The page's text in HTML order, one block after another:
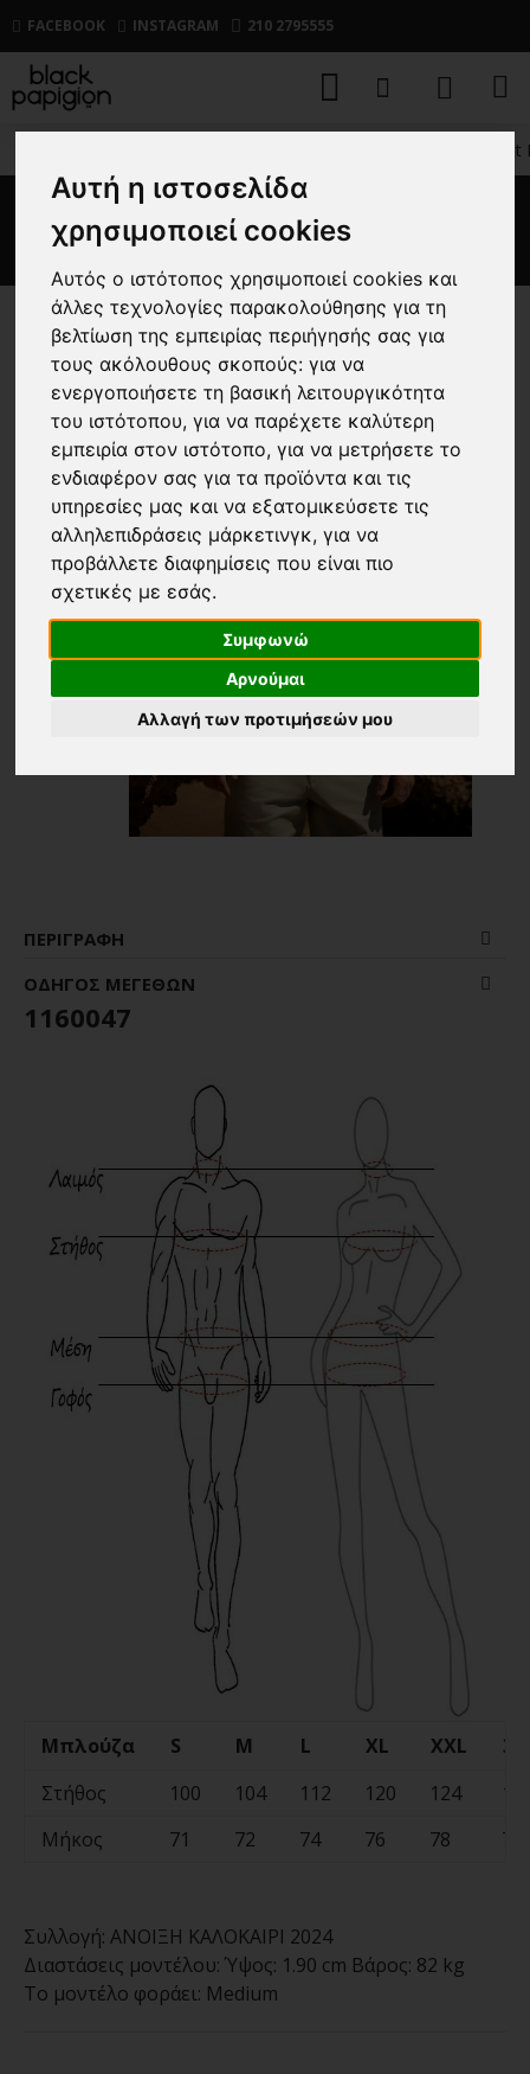
Αυτή η ιστοσελίδα
χρησιμοποιεί cookies
Αυτός ο ιστότοπος χρησιμοποιεί cookies και
άλλες τεχνολογίες παρακολούθησης για τη
βελτίωση της εμπειρίας περιήγησής σας για
τους ακόλουθους σκοπούς:για να
ενεργοποιήσετε τη βασική λειτουργικότητα
του ιστότοπου,για να παρέχετε καλύτερη
εμπειρία στον ιστότοπο,για να μετρήσετε το
ενδιαφέρον σας για τα προϊόντα και τις
υπηρεσίες μας και να εξατομικεύσετε τις
αλληλεπιδράσεις μάρκετινγκ,για να
προβάλλετε διαφημίσεις που είναι πιο
σχετικές με εσάς.
Συμφωνώ
Αρνούμαι
Αλλαγή των προτιμήσεών μου
FACEBOOK INSTAGRAM 210 2795555
T-
T-Shirt Rebel άσπρο
ΠΕΡΙΓΡΑΦΉ
ΟΔΗΓΌΣ ΜΕΓΕΘΏΝ
1160047
Μπλούζα S M L XL XXL
Στήθος
100 104 112 120 124
Μήκος
71 72 74 76 78 78
Συλλογή: ΑΝΟΙΞΗ ΚΑΛΟΚΑΙΡΙ 2024
Διαστάσεις μοντέλου: Ύψος: 1.90 cm Βάρος: 82 kg
Το μοντέλο φοράει: Medium